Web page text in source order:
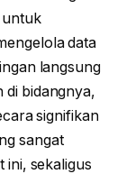
untuk
data
langsung
di bidangnya,
signifikan
sangat
ini, sekaligus